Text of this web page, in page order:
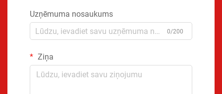
Uzņēmuma nosaukums
0/200
Ziņa